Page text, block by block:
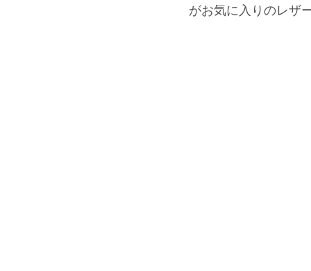
がお気に入りのレザ